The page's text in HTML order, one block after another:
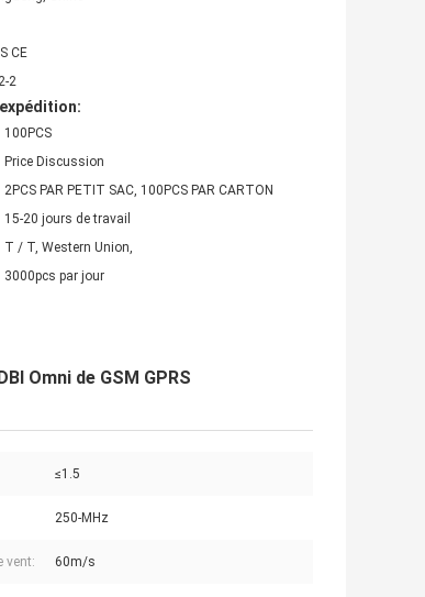
CE
2
100PCS
Price Discussion
2PCS PAR PETIT SAC, 100PCS PAR CARTON
15-20 jours de travail
T / T, Western Union,
3000pcs par jour
Omni de GSM GPRS
≤1.5
250-MHz
vent: 60m/s